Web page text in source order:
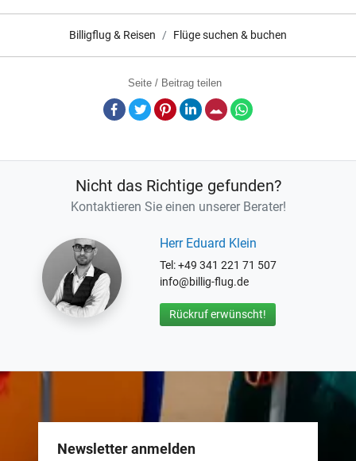
Billigflug & Reisen Flüge suchen & buchen
Seite / Beitrag teilen
Facebook
TwitterPinterestLinkedInE-Mail
Nicht das Richtige gefunden?
Kontaktieren Sie einen unserer Berater!
Herr Eduard Klein
Tel: +49 341 221 71 507
info@billig-flug.de
Rückruf erwünscht!
Newsletter anmelden